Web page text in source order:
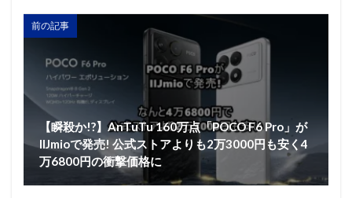
前の記事
【瞬殺か!?】AnTuTu 160万点「POCO F6 Pro」が
IIJmioで発売! 公式ストアよりも2万3000円も安く4
万6800円の衝撃価格に